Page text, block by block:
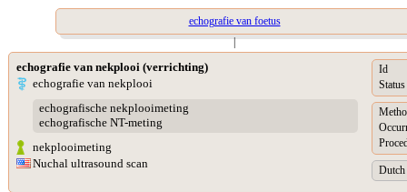
echografie van foetus
|
echografie van nekplooi (verrichting)
echografie van nekplooi
echografische nekplooimeting
echografische NT-meting
nekplooimeting
Nuchal ultrasound scan
Id
Status
Dutch